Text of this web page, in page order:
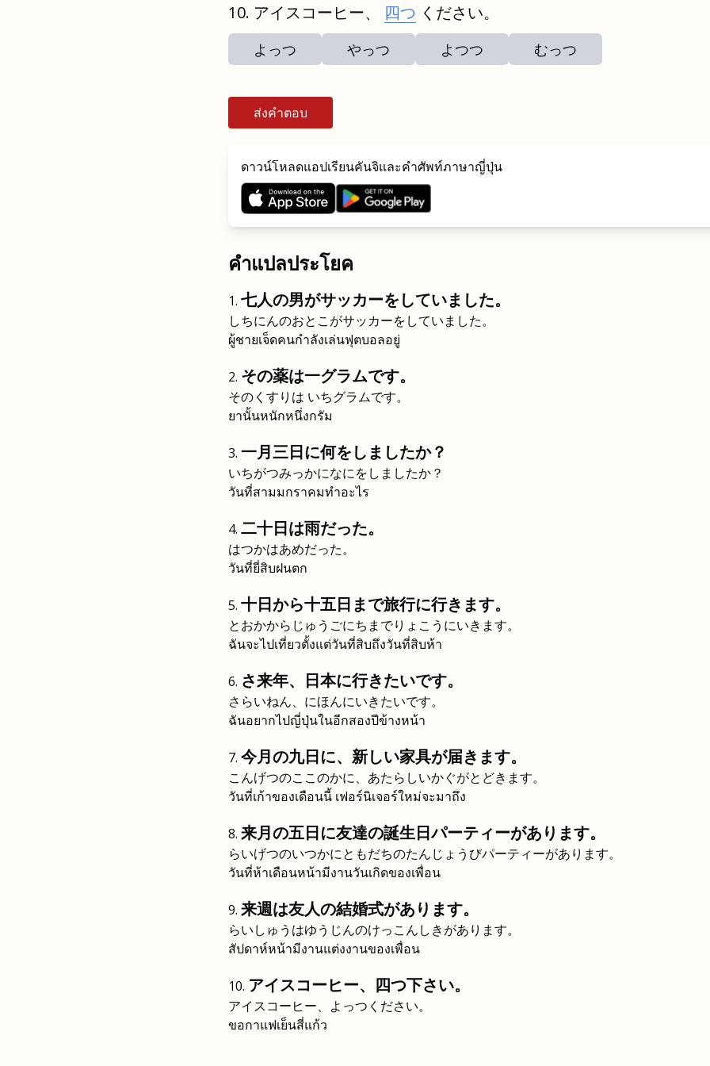
アイスコーヒー、 四つ ください。
よっつ やっつ よつつ むっつ
ส่งคำตอบ
ดาวน์โหลดแอปเรียนคันจิและคำศัพท์ภาษาญี่ปุ่น
คำแปลประโยค
七人の男がサッカーをしていました。
しちにんのおとこがサッカーをしていました。
ผู้ชายเจ็ดคนกำลังเล่นฟุตบอลอยู่
その薬は一グラムです。
そのくすりは いちグラムです。
ยานั้นหนักหนึ่งกรัม
一月三日に何をしましたか？
いちがつみっかになにをしましたか？
วันที่สามมกราคมทำอะไร
二十日は雨だった。
はつかはあめだった。
วันที่ยี่สิบฝนตก
十日から十五日まで旅行に行きます。
とおかからじゅうごにちまでりょこうにいきます。
ฉันจะไปเที่ยวตั้งแต่วันที่สิบถึงวันที่สิบห้า
さ来年、日本に行きたいです。
さらいねん、にほんにいきたいです。
ฉันอยากไปญี่ปุ่นในอีกสองปีข้างหน้า
今月の九日に、新しい家具が届きます。
こんげつのここのかに、あたらしいかぐがとどきます。
วันที่เก้าของเดือนนี้ เฟอร์นิเจอร์ใหม่จะมาถึง
来月の五日に友達の誕生日パーティーがあります。
らいげつのいつかにともだちのたんじょうびパーティーがあります。
วันที่ห้าเดือนหน้ามีงานวันเกิดของเพื่อน
来週は友人の結婚式があります。
らいしゅうはゆうじんのけっこんしきがあります。
สัปดาห์หน้ามีงานแต่งงานของเพื่อน
アイスコーヒー、四つ下さい。
アイスコーヒー、よっつください。
ขอกาแฟเย็นสี่แก้ว